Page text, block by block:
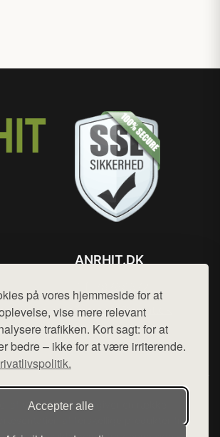
på vores hjemmeside for at
vise mere relevant
trafikken. Kort sagt: for at
bedre – ikke for at være irriterende.
Accepter alle
ANRHIT.DK
Mail: hej@want.dk
Cookie- og privatlivspolitik
af want.dk, der udgiver en række
præsentation af forskellige produkter fra